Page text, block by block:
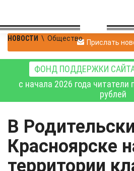
НОВОСТИ \ Общество Прислать
ФОНД ПОДДЕРЖКИ
с начала 2026 года читатели
рублей
В
Красноярске
территории